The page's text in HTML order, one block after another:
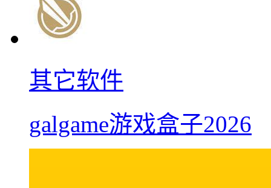
其它软件
galgame游戏盒子2026